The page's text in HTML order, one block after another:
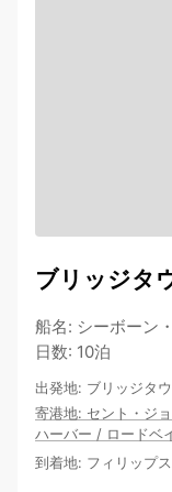
ブリッジタ
船名: シーボーン
日数: 10泊
出発地: ブリッジタ
寄港地: セント・ジ
ハーバー / ロードベ
到着地: フィリップ